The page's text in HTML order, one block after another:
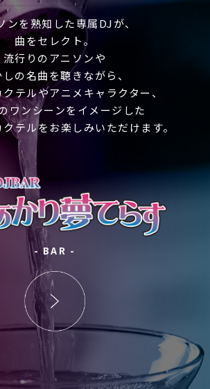
ンを熟知した専属DJが、
曲をセレクト。
流行りのアニソンや
の名曲を聴きながら、
テルやアニメキャラクター、
ワンシーンをイメージした
テルをお楽しみいただけます。
- BAR -